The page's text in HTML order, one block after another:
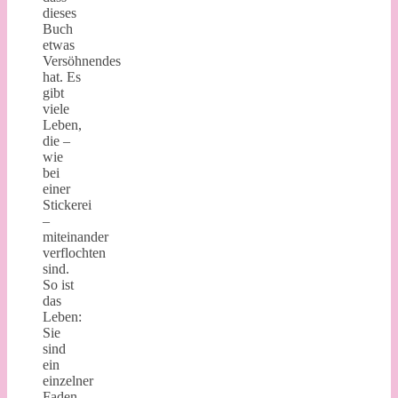
dieses
Buch
etwas
Versöhnendes
hat. Es
gibt
viele
Leben,
die –
wie
bei
einer
Stickerei
–
miteinander
verflochten
sind.
So ist
das
Leben:
Sie
sind
ein
einzelner